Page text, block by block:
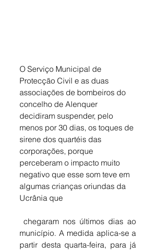
O Serviço Municipal de
Protecção Civil e as duas
associações de bombeiros do
concelho de Alenquer
decidiram suspender, pelo
menos por 30 dias, os toques de
sirene dos quartéis das
corporações, porque
perceberam o impacto muito
negativo que esse som teve em
algumas crianças oriundas da
Ucrânia que
município. A medida aplica-se a
partir desta quarta-feira, para já